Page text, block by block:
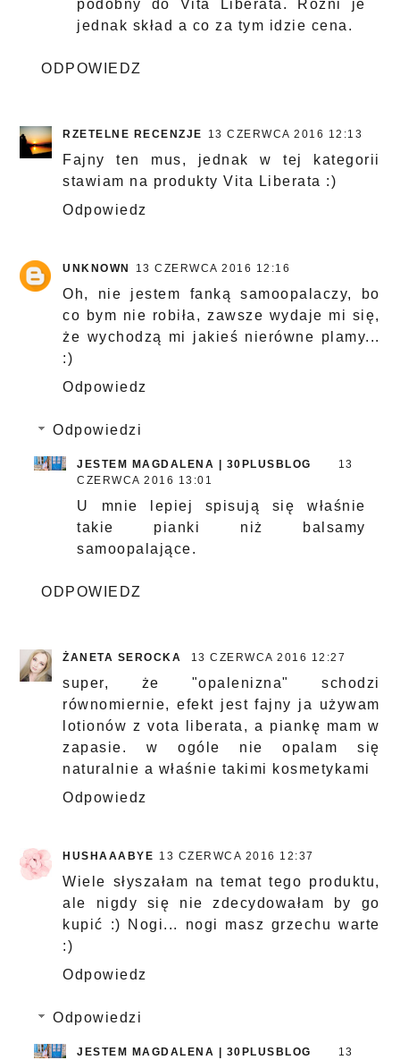
podobny do Vita Liberata. Rożni je
jednak skład a co za tym idzie cena.
ODPOWIEDZ
RZETELNE RECENZJE 13 CZERWCA 2016 12:13
Fajny ten mus, jednak w tej kategorii
stawiam na produkty Vita Liberata :)
Odpowiedz
UNKNOWN 13 CZERWCA 2016 12:16
Oh, nie jestem fanką samoopalaczy, bo
co bym nie robiła, zawsze wydaje mi się,
że wychodzą mi jakieś nierówne plamy...
:)
Odpowiedz
Odpowiedzi
JESTEM MAGDALENA | 30PLUSBLOG
13
CZERWCA 2016 13:01
U mnie lepiej spisują się właśnie
takie pianki niż balsamy
samoopalające.
ODPOWIEDZ
ŻANETA SEROCKA 13 CZERWCA 2016 12:27
super, że "opalenizna" schodzi
równomiernie, efekt jest fajny ja używam
lotionów z vota liberata, a piankę mam w
zapasie. w ogóle nie opalam się
naturalnie a właśnie takimi kosmetykami
Odpowiedz
HUSHAAABYE 13 CZERWCA 2016 12:37
Wiele słyszałam na temat tego produktu,
ale nigdy się nie zdecydowałam by go
kupić :) Nogi... nogi masz grzechu warte
:)
Odpowiedz
Odpowiedzi
JESTEM MAGDALENA | 30PLUSBLOG
13